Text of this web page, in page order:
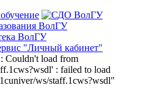
ВолГУ
ВолГУ
"Личный кабинет"
Couldn't load from
: failed to load
ws/staff.1cws?wsdl"